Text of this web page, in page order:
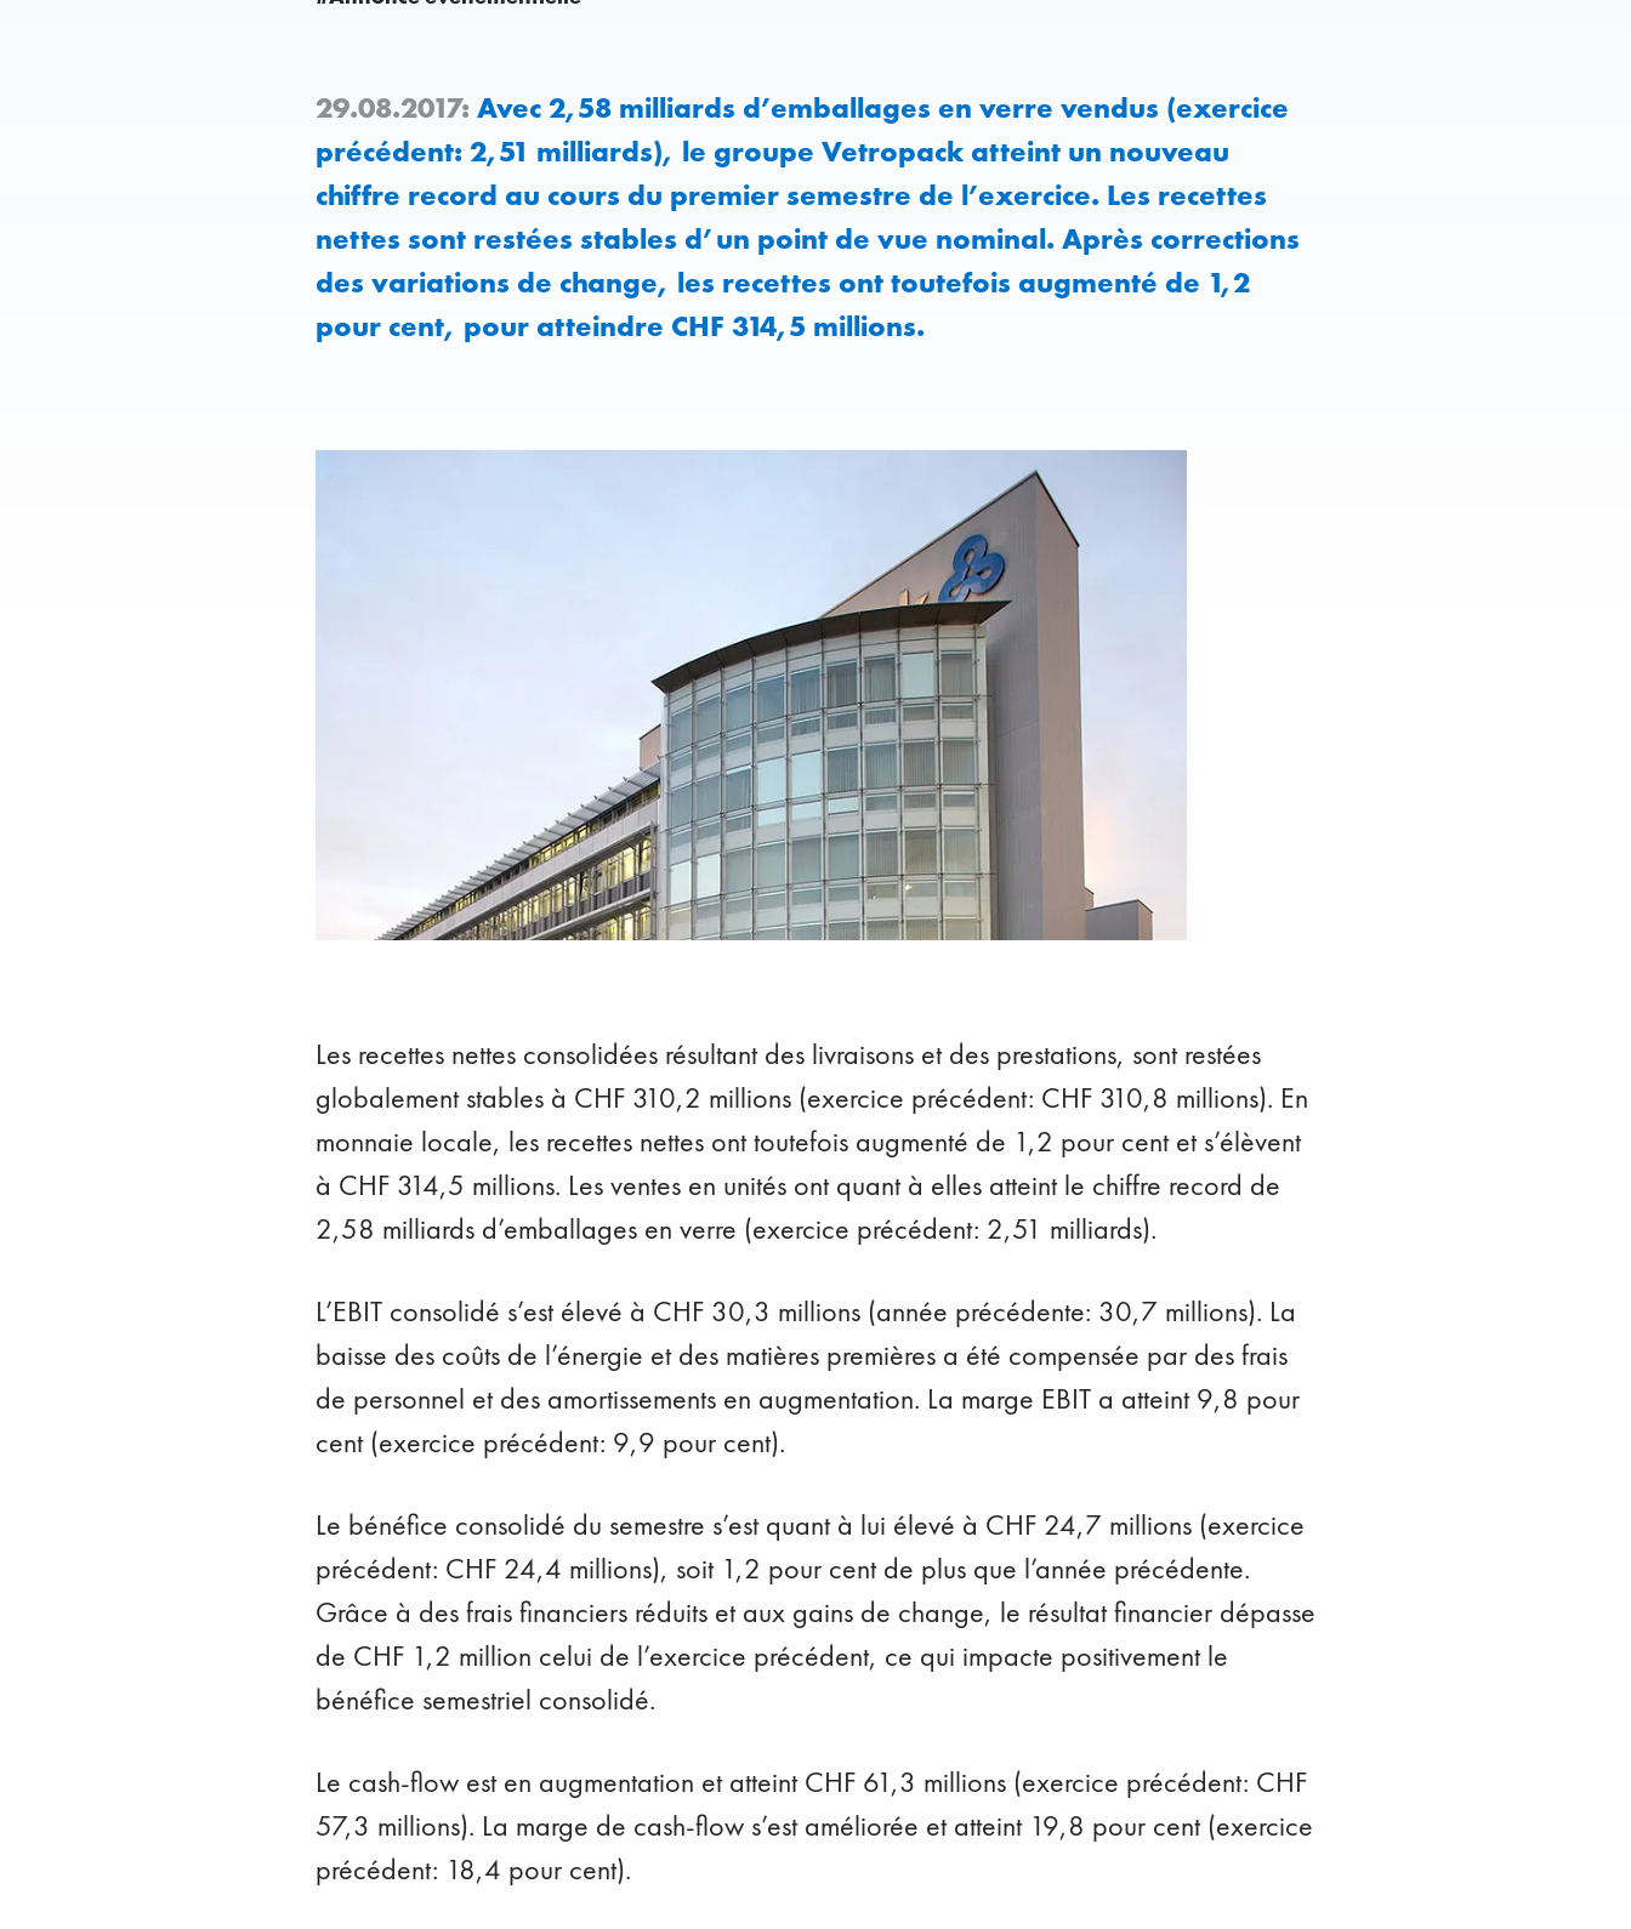
29.08.2017: Avec 2,58 milliards d’emballages en verre vendus (exercice
précédent: 2,51 milliards), le groupe Vetropack atteint un nouveau
chiffre record au cours du premier semestre de l’exercice. Les recettes
nettes sont restées stables d’un point de vue nominal. Après corrections
des variations de change, les recettes ont toutefois augmenté de 1,2
pour cent, pour atteindre CHF 314,5 millions.
Les recettes nettes consolidées résultant des livraisons et des prestations, sont restées
globalement stables à CHF 310,2 millions (exercice précédent: CHF 310,8 millions). En
monnaie locale, les recettes nettes ont toutefois augmenté de 1,2 pour cent et s’élèvent
à CHF 314,5 millions. Les ventes en unités ont quant à elles atteint le chiffre record de
2,58 milliards d’emballages en verre (exercice précédent: 2,51 milliards).
L’EBIT consolidé s’est élevé à CHF 30,3 millions (année précédente: 30,7 millions). La
baisse des coûts de l’énergie et des matières premières a été compensée par des frais
de personnel et des amortissements en augmentation. La marge EBIT a atteint 9,8 pour
cent (exercice précédent: 9,9 pour cent).
Le bénéfice consolidé du semestre s’est quant à lui élevé à CHF 24,7 millions (exercice
précédent: CHF 24,4 millions), soit 1,2 pour cent de plus que l’année précédente.
Grâce à des frais financiers réduits et aux gains de change, le résultat financier dépasse
de CHF 1,2 million celui de l’exercice précédent, ce qui impacte positivement le
bénéfice semestriel consolidé.
Le cash-flow est en augmentation et atteint CHF 61,3 millions (exercice précédent: CHF
57,3 millions). La marge de cash-flow s’est améliorée et atteint 19,8 pour cent (exercice
précédent: 18,4 pour cent).